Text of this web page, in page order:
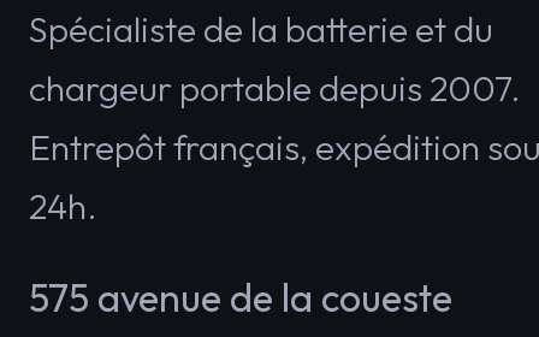
Spécialiste de la batterie et du
chargeur portable depuis 2007.
Entrepôt français, expédition
24h.
575 avenue de la coueste